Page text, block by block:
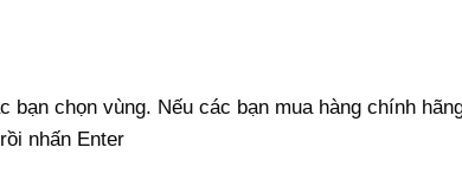
chọn vùng. Nếu các bạn mua hàng chính
nhấn Enter